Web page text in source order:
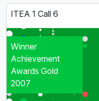
ITEA 1 Call 6
Winner
Achievement
Awards Gold
2007